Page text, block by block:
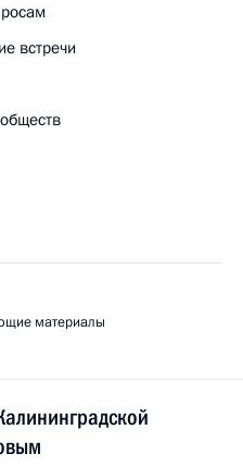
встречи
материалы